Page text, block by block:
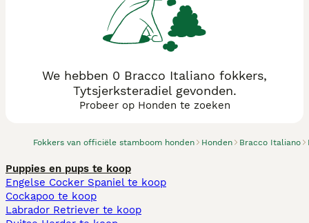
Fokkers van officiële stamboom honden Honden Bracco Italiano
We hebben 0 Bracco Italiano fokkers,
Tytsjerksteradiel gevonden.
Probeer op Honden te zoeken
Puppies en pups te koop
Engelse Cocker Spaniel te koop
Cockapoo te koop
Labrador Retriever te koop